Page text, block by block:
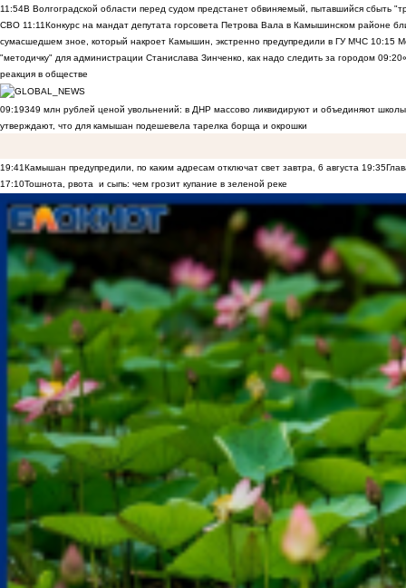
11:54В Волгоградской области перед судом предстанет обвиняемый, пытавшийся сбыть
СВО 11:11Конкурс на мандат депутата горсовета Петрова Вала в Камышинском районе
сумасшедшем зное, который накроет Камышин, экстренно предупредили в ГУ МЧС 10:15
"методичку" для администрации Станислава Зинченко, как надо следить за городом 09:20
реакция в обществе
09:19349 млн рублей ценой увольнений: в ДНР массово ликвидируют и объединяют
утверждают, что для камышан подешевела тарелка борща и окрошки
19:41Камышан предупредили, по каким адресам отключат свет завтра, 6 августа 19:35
17:10Тошнота, рвота и сыпь: чем грозит купание в зеленой реке